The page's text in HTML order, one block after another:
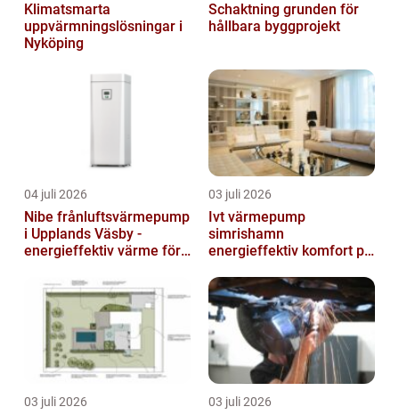
Klimatsmarta
uppvärmningslösningar i
Nyköping
Schaktning grunden för
hållbara byggprojekt
04 juli 2026
Nibe frånluftsvärmepump
i Upplands Väsby -
energieffektiv värme för
03 juli 2026
Ivt värmepump
simrishamn
energieffektiv komfort på
03 juli 2026 03 juli 2026